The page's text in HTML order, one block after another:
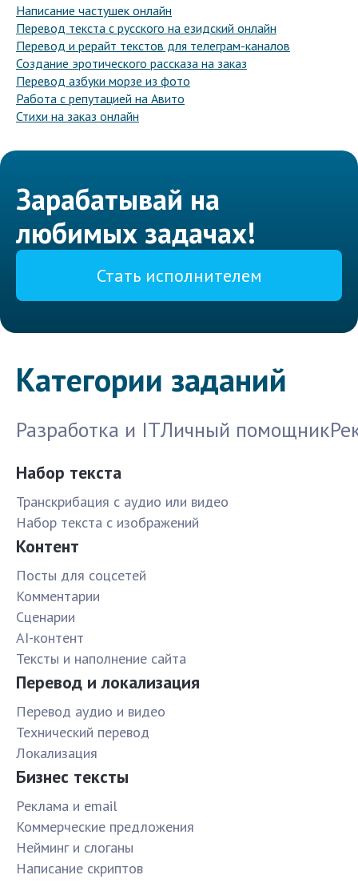
Написание частушек онлайн
Перевод текста с русского на езидский онлайн
Перевод и рерайт текстов для телеграм-каналов
Создание эротического рассказа на заказ
Перевод азбуки морзе из фото
Работа с репутацией на Авито
Стихи на заказ онлайн
Зарабатывай на
любимых задачах!
Стать исполнителем
Категории заданий
Разработка и ITЛичный помощник
Набор текста
Транскрибация с аудио или видео
Набор текста с изображений
Контент
Посты для соцсетей
Комментарии
Сценарии
AI-контент
Тексты и наполнение сайта
Перевод и локализация
Перевод аудио и видео
Технический перевод
Локализация
Бизнес тексты
Реклама и email
Коммерческие предложения
Нейминг и слоганы
Написание скриптов